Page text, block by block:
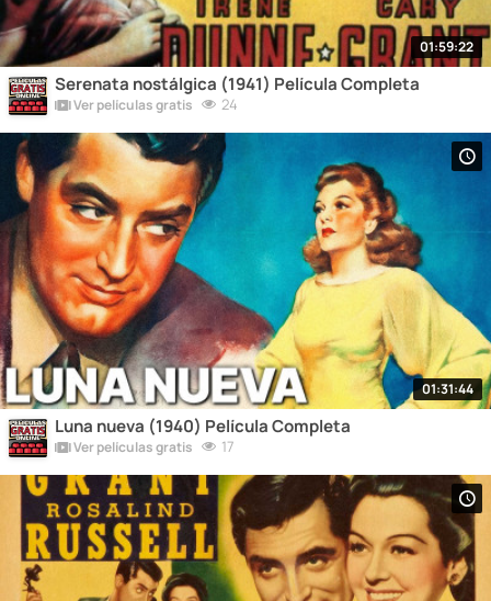
01:59:22
Serenata nostálgica (1941) Película Completa
Ver películas gratis 24
01:31:44
Luna nueva (1940) Película Completa
Ver películas gratis 17